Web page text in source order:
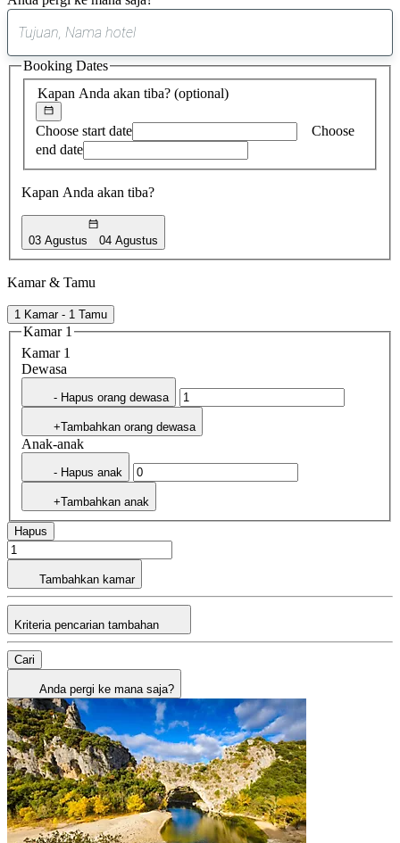
saran
ditemukan
Kapan Anda akan tiba? (optional)
Choose start date
Choose
end date
Kapan Anda akan tiba?
03 Agustus 04 Agustus
Booking Dates
Kamar & Tamu
1 Kamar - 1 Tamu
Kamar 1
Kamar 1
Dewasa
- Hapus orang dewasa
+Tambahkan orang dewasa
Anak-anak
- Hapus anak
+Tambahkan anak
Hapus
Tambahkan kamar
Kriteria pencarian tambahan
Cari
Anda pergi ke mana saja?